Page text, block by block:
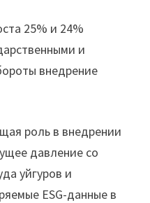
25% и 24%
и
внедрение
роль в внедрении
давление со
уйгуров и
ESG-данные в